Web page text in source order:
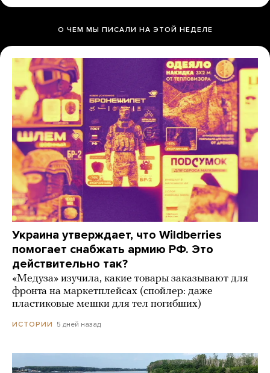
О ЧЕМ МЫ ПИСАЛИ НА ЭТОЙ НЕДЕЛЕ
Украина утверждает, что Wildberries
помогает снабжать армию РФ. Это
действительно так?
«Медуза» изучила, какие товары заказывают для
фронта на маркетплейсах (спойлер: даже
пластиковые мешки для тел погибших)
ИСТОРИИ 5 дней назад